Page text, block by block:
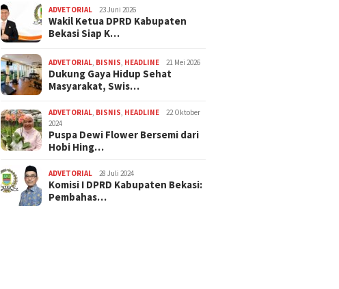
ADVETORIAL 23 Juni 2026
Wakil Ketua DPRD Kabupaten
Bekasi Siap K…
ADVETORIAL BISNIS HEADLINE 21 Mei 2026
Dukung Gaya Hidup Sehat
Masyarakat, Swis…
ADVETORIAL BISNIS HEADLINE
22 Oktober
2024
Puspa Dewi Flower Bersemi dari
Hobi Hing…
ADVETORIAL 28 Juli 2024
Komisi I DPRD Kabupaten Bekasi:
Pembahas…